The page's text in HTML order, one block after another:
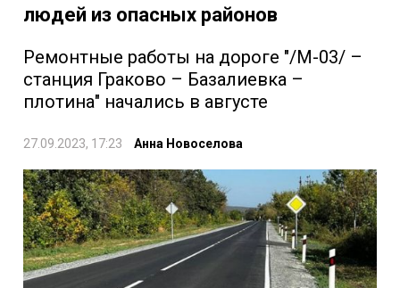
людей из опасных районов
Ремонтные работы на дороге "/М-03/ –
станция Граково – Базалиевка –
плотина" начались в августе
27.09.2023, 17:23 Анна Новоселова